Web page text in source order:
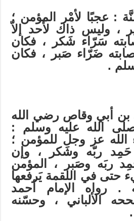
: عجبًا لأمْر المؤمن ؛
، وليس ذاك لأحد إلاّ
سَرّاء شَكر ، فكان
ضَرّاء صَبر ، فكان
.
أبي وقاص رضي الله
الله عليه وسلم :
عز وجل للمؤمن ؛
ربّه وشَكر ، وإن
ربَه وصَبر ، المؤمن
في اللقمة يَرفعها
. رواه الإمام أحمد
الألباني ، وحسّنه